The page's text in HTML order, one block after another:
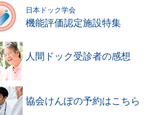
日本ドック学会
機能評価認定施設特集
人間ドック受診者の感想
協会けんぽの予約はこちら